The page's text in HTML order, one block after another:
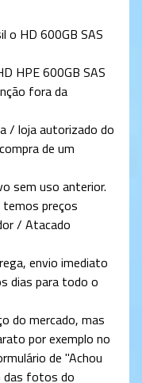
o HD 600GB SAS
HPE 600GB SAS
fora da
/ loja autorizado do
de um
sem uso anterior.
preços
/ Atacado
envio imediato
dias para todo o
do mercado, mas
por exemplo no
de "Achou
das fotos do